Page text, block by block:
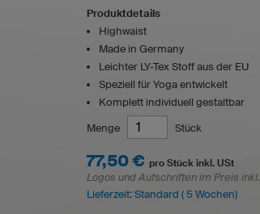
Produktdetails
Highwaist
Made in Germany
Leichter LY-Tex Stoff aus der EU
Speziell für Yoga entwickelt
Komplett individuell gestaltbar
Menge Stück
77,50 € pro Stück inkl. USt
Logos und Aufschriften im Preis inkl.
Lieferzeit: Standard ( 5 Wochen)